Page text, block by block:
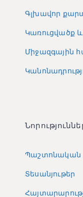
Գլխավոր
Կառուցվածք
Միջազգային
Պաշտոնական
Տեսանյութեր